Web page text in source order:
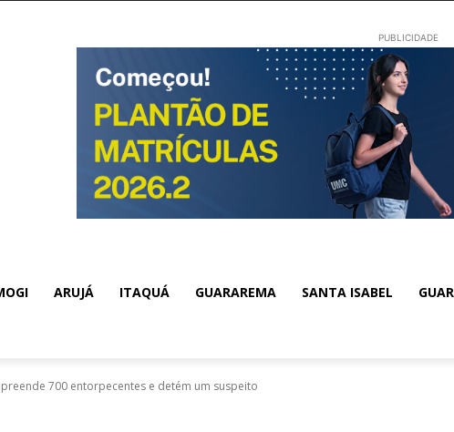
PUBLICIDADE
ARUJÁ ITAQUÁ GUARAREMA SANTA ISABEL
700 entorpecentes e detém um suspeito